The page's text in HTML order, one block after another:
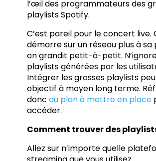
l’œil des programmateurs des
playlists Spotify.
C’est pareil pour le concert live.
démarre sur un réseau plus à
on grandit petit-à-petit.
playlists générées par les
Intégrer les grosses playlists
objectif à moyen long terme.
donc au plan à mettre en place
accéder.
Comment trouver des
Allez sur n’importe quelle